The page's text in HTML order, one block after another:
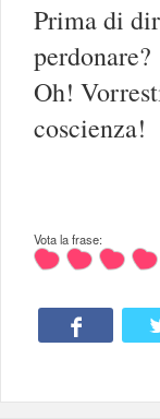
Prima di
perdonare?
Oh!
coscienza!
Vota la frase: